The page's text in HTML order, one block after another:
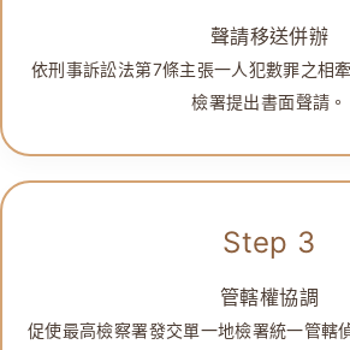
聲請移送併辦
依刑事訴訟法第7條主張一人犯數罪之相
檢署提出書面聲請。
Step 3
管轄權協調
促使最高檢察署發交單一地檢署統一管轄